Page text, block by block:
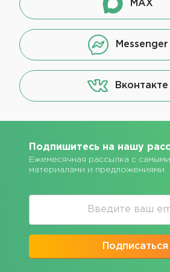
MAX
Messenger
Вконтакте
Подпишитесь на нашу
Ежемесячная рассылка с
материалами и предложениями
Подписаться